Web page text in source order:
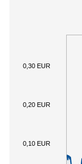
0,10 EUR
0,20 EUR
0,30 EUR